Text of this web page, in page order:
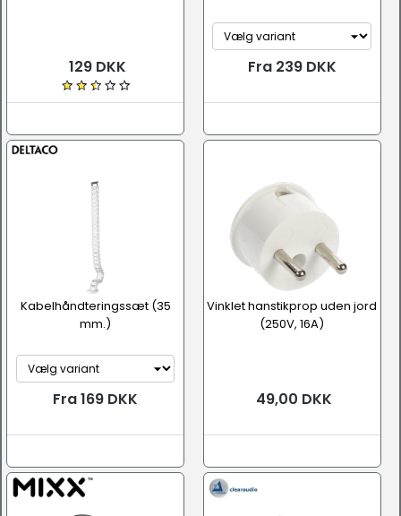
129 DKK Fra 239 DKK
Kabelhåndteringssæt (35
mm.)
Fra 169 DKK
Vinklet hanstikprop uden jord
(250V, 16A)
49,00 DKK